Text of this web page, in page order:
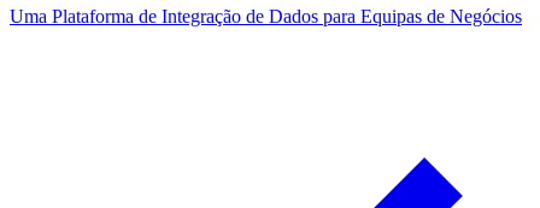
Uma Plataforma de Integração de Dados para Equipas de Negócios